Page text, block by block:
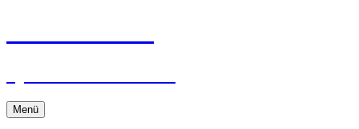
Menü